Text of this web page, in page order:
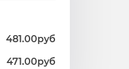
481.00руб
471.00руб